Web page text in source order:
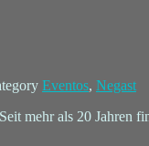
Eventos, Negast
mehr als 20 Jahren